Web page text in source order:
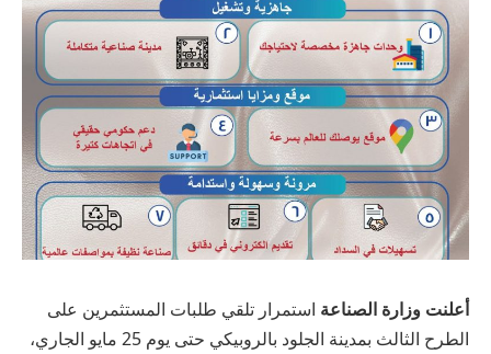
أعلنت وزارة الصناعة استمرار تلقي طلبات المستثمرين على
الطرح الثالث بمدينة الجلود بالروبيكي حتى يوم 25 مايو الجاري،